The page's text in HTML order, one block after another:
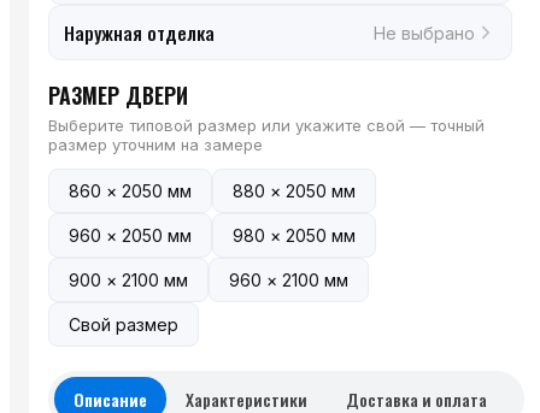
Наружная отделка Не выбрано
РАЗМЕР ДВЕРИ
Выберите типовой размер или укажите свой — точный
размер уточним на замере
860 × 2050 мм 880 × 2050 мм
960 × 2050 мм 980 × 2050 мм
900 × 2100 мм 960 × 2100 мм
Свой размер
Описание Характеристики Доставка и оплата